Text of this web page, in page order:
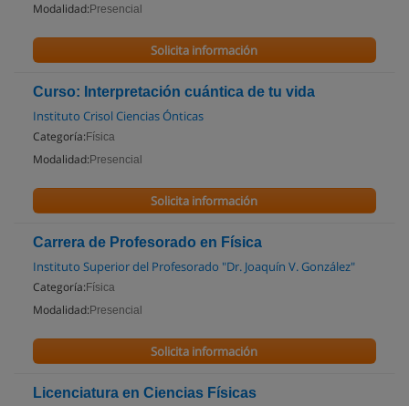
Modalidad: Presencial
Solicita información
Curso: Interpretación cuántica de tu vida
Instituto Crisol Ciencias Ónticas
Categoría: Física
Modalidad: Presencial
Solicita información
Carrera de Profesorado en Física
Instituto Superior del Profesorado "Dr. Joaquín V. González"
Categoría: Física
Modalidad: Presencial
Solicita información
Licenciatura en Ciencias Físicas